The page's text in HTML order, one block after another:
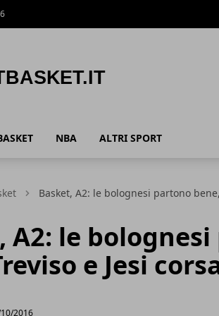
NBA ALTRI SPORT
Basket, A2: le bolognesi partono
A2: le
e Jesi
2016